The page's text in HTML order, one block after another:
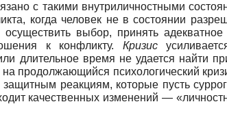
с такими внутриличностными
когда человек не в состоянии
выбор, принять
к конфликту. Кризис
длительное время не удается найти
продолжающийся психологический
реакциям, которые пусть
качественных изменений —